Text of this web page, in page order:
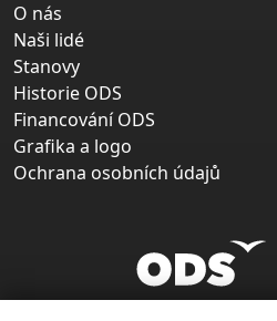
O nás
Naši lidé
Stanovy
Historie ODS
Financování ODS
Grafika a logo
Ochrana osobních údajů